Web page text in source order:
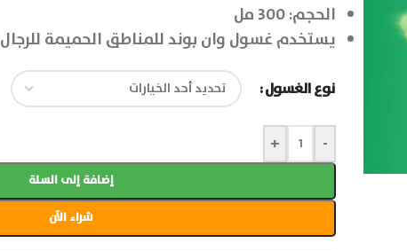
الحجم: 300 مل
يستخدم غسول وان بوند للمناطق الحميمة للرجال
نوع الغسول
-
+
إضافة إلى السلة
شراء الآن